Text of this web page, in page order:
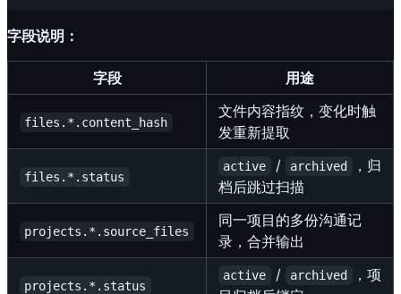
字段说明：
字段 用途
files.*.content_hash
文件内容指纹，变化时触
发重新提取
files.*.status
active / archived
，归
档后跳过扫描
projects.*.source_files
同一项目的多份沟通记
录，合并输出
projects.*.status
active / archived
，项